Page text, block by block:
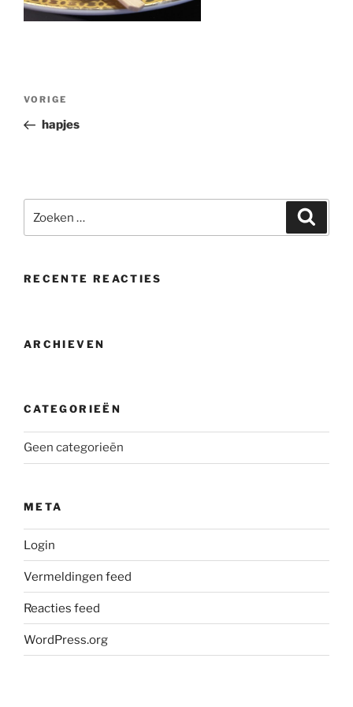
Bericht
Vorig
bericht
VORIGE
hapjes
naar:
RECENTE REACTIES
ARCHIEVEN
CATEGORIEËN
Geen categorieën
META
Login
Vermeldingen feed
Reacties feed
WordPress.org